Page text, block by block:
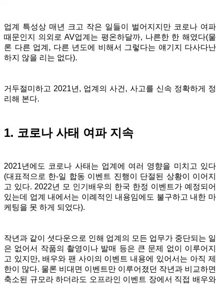
업계 특성상 매년 크고 작은 일들이 벌어지지만 코로나 여파
때문인지 의외로 AV업계는 평온하달까, 나른한 한 해였다(물
론 다른 업계, 다른 년도에 비해서 그렇다는 얘기지 다사다난
하지 않을 리는 없다).
거두절미하고 2021년, 업계의 사건, 사고를 신속 정확하게 정
리해 본다.
1. 코로나 사태 여파 지속
2021년에도 코로나 사태는 업계에 여러 영향을 미치고 있다
(대표적으로 한-일 합동 이벤트 진행이 단절된 상황이 이어지
고 있다. 2022년 모 인기배우의 한국 한정 이벤트가 예정되어
있는데 업계 내에서는 이례적인 내용임에도 불구하고 내한 마
케팅을 못 하게 되었다).
작년과 같이 셧다운으로 인해 업계의 모든 업무가 중단되는 일
은 없어서 작품의 촬영이나 발매 등은 큰 문제 없이 이루어지
고 있지만, 배우와 팬 사이의 이벤트 내용에 있어서는 아직 제
한이 많다. 물론 비대면 이벤트만 이루어졌던 작년과 비교하면
축소된 규모라 하더라도 오프라인 이벤트 장에서 직접 배우와